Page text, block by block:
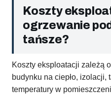
Koszty
ogrzewanie
tańsze?
Koszty eksploatacji zależą
budynku na ciepło, izolacji,
temperatury w